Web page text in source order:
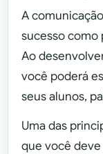
A
sucesso como
Ao
você poderá
seus alunos,
Uma das
que você